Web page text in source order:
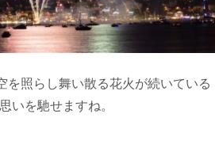
を照らし舞い散る花火が続いている
いを馳せますね。